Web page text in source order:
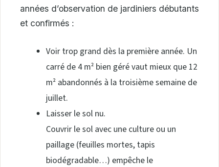
années d’observation de jardiniers débutants
et confirmés :
Voir trop grand dès la première année. Un
carré de 4 m² bien géré vaut mieux que 12
m² abandonnés à la troisième semaine de
juillet.
Laisser le sol nu.
Couvrir le sol avec une culture ou un
paillage (feuilles mortes, tapis
biodégradable…) empêche le